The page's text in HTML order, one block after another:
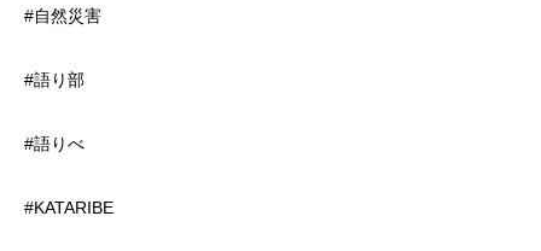
#自然災害
#語り部
#語りべ
#KATARIBE